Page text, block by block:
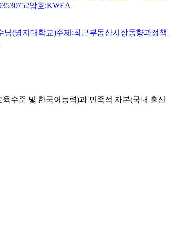
암호:KWEA
(명지대학교)주제:최근부동산시장동향과정책
수준 및 한국어능력)과 민족적 자본(국내 출신